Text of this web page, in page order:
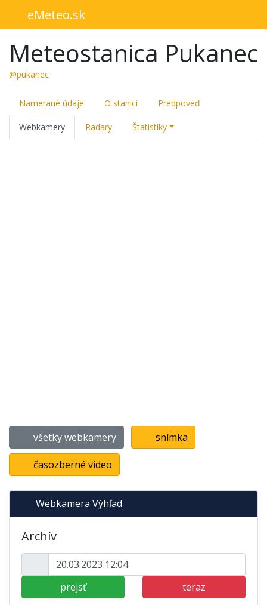
eMeteo.sk
Meteostanica Pukanec
@pukanec
Namerané údaje O stanici Predpoveď
Webkamery Radary Štatistiky
všetky webkamery snímka
časozberné video
Webkamera Výhľad
Archív
prejsť teraz